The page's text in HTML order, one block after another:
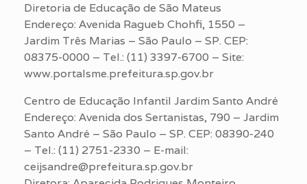
Diretoria de Educação de São Mateus
Endereço: Avenida Ragueb Chohfi, 1550 –
Jardim Três Marias – São Paulo – SP. CEP:
08375-0000 – Tel.: (11) 3397-6700 – Site:
www.portalsme.prefeitura.sp.gov.br
Centro de Educação Infantil Jardim Santo André
Endereço: Avenida dos Sertanistas, 790 – Jardim
Santo André – São Paulo – SP. CEP: 08390-240
– Tel.: (11) 2751-2330 – E-mail:
ceijsandre@prefeitura.sp.gov.br